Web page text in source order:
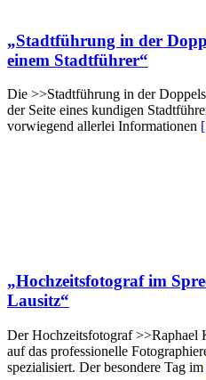
„Stadtführung in der
einem Stadtführer“
Die >>Stadtführung in der
der Seite eines kundigen
vorwiegend allerlei Informationen
„Hochzeitsfotograf im
Lausitz“
Der Hochzeitsfotograf >>Raphael
auf das professionelle
spezialisiert. Der besondere Tag im